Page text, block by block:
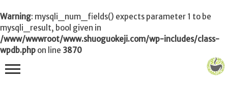
Warning: mysqli_num_fields() expects parameter 1 to be
mysqli_result, bool given in
/www/wwwroot/www.shuoguokeji.com/wp-includes/class-
wpdb.php on line 3870